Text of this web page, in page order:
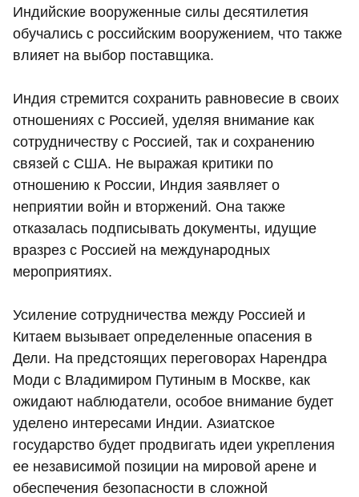
Индийские вооруженные силы десятилетия
обучались с российским вооружением, что также
влияет на выбор поставщика.
Индия стремится сохранить равновесие в своих
отношениях с Россией, уделяя внимание как
сотрудничеству с Россией, так и сохранению
связей с США. Не выражая критики по
отношению к России, Индия заявляет о
неприятии войн и вторжений. Она также
отказалась подписывать документы, идущие
вразрез с Россией на международных
мероприятиях.
Усиление сотрудничества между Россией и
Китаем вызывает определенные опасения в
Дели. На предстоящих переговорах Нарендра
Моди с Владимиром Путиным в Москве, как
ожидают наблюдатели, особое внимание будет
уделено интересами Индии. Азиатское
государство будет продвигать идеи укрепления
ее независимой позиции на мировой арене и
обеспечения безопасности в сложной